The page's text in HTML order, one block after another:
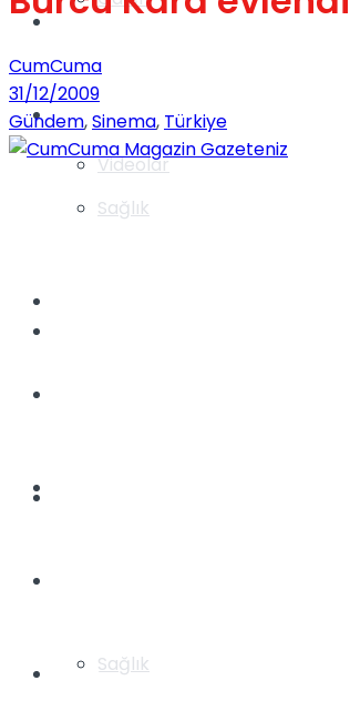
Videolar
Sağlık
Gündem
Yaşam
Sağlık
Müzik
CumCuma
31/12/2009
Gündem,Sinema, Türkiye